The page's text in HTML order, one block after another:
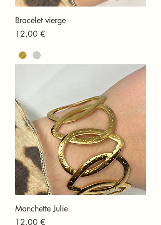
Bracelet vierge
Prix
12,00 €
Manchette Julie
Prix
12,00 €